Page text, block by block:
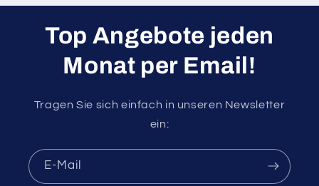
Top Angebote jeden
Monat per Email!
Tragen Sie sich einfach in unseren Newsletter
ein:
E-Mail